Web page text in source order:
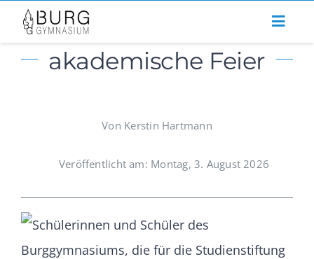
Zum
Inhalt
springenakademische Feier
Von Kerstin Hartmann
Veröffentlicht am: Montag, 3. August 2026